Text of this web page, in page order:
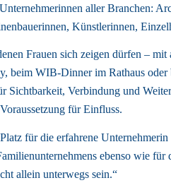
aller Branchen:
Künstlerinnen,
Frauen sich zeigen dürfen –
beim WIB-Dinner im Rathaus
Sichtbarkeit, Verbindung und
für Einfluss.
für die erfahrene
ebenso wie
allein unterwegs sein.“